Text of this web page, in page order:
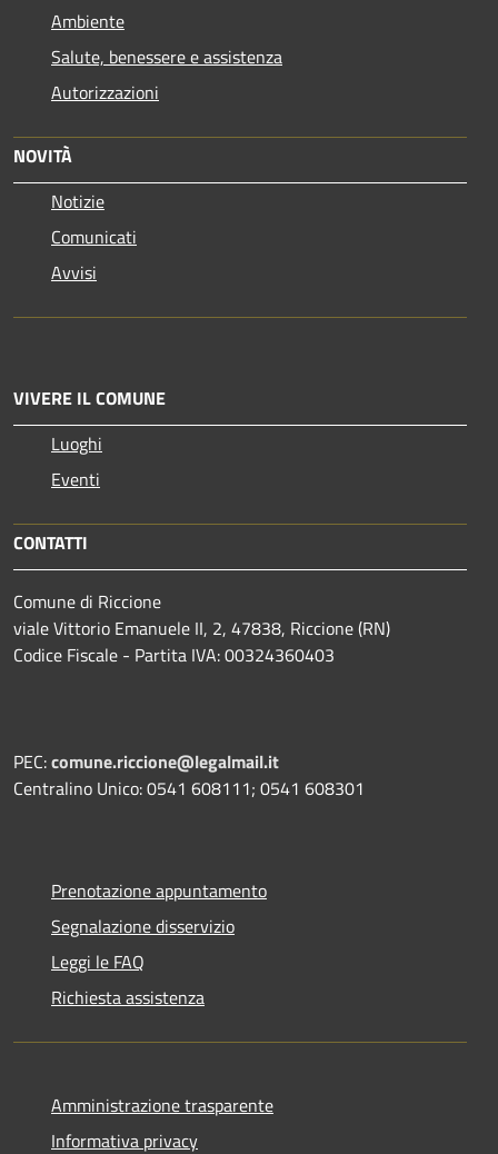
Ambiente
Salute, benessere e assistenza
Autorizzazioni
NOVITÀ
Notizie
Comunicati
Avvisi
VIVERE IL COMUNE
Luoghi
Eventi
CONTATTI
Comune di Riccione
viale Vittorio Emanuele II, 2, 47838, Riccione (RN)
Codice Fiscale - Partita IVA: 00324360403
PEC:comune.riccione@legalmail.it
Centralino Unico: 0541 608111; 0541 608301
Prenotazione appuntamento
Segnalazione disservizio
Leggi le FAQ
Richiesta assistenza
Amministrazione trasparente
Informativa privacy